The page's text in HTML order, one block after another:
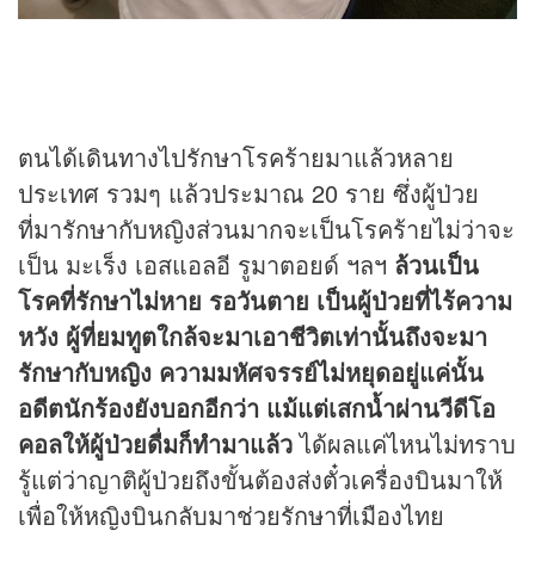
ตนได้เดินทางไปรักษาโรคร้ายมาแล้วหลาย
ประเทศ รวมๆ แล้วประมาณ 20 ราย ซึ่งผู้ป่วย
ที่มารักษากับหญิงส่วนมากจะเป็นโรคร้ายไม่ว่าจะ
เป็น มะเร็ง เอสแอลอี รูมาตอยด์ ฯลฯ ล้วนเป็น
โรคที่รักษาไม่หาย รอวันตาย เป็นผู้ป่วยที่ไร้ความ
หวัง ผู้ที่ยมทูตใกล้จะมาเอาชีวิตเท่านั้นถึงจะมา
รักษากับหญิง ความมหัศจรรย์ไม่หยุดอยู่แค่นั้น
อดีตนักร้องยังบอกอีกว่า แม้แต่เสกน้ำผ่านวีดีโอ
คอลให้ผู้ป่วยดื่มก็ทำมาแล้วได้ผลแค่ไหนไม่ทราบ
รู้แต่ว่าญาติผู้ป่วยถึงขั้นต้องส่งตั๋วเครื่องบินมาให้
เพื่อให้หญิงบินกลับมาช่วยรักษาที่เมืองไทย